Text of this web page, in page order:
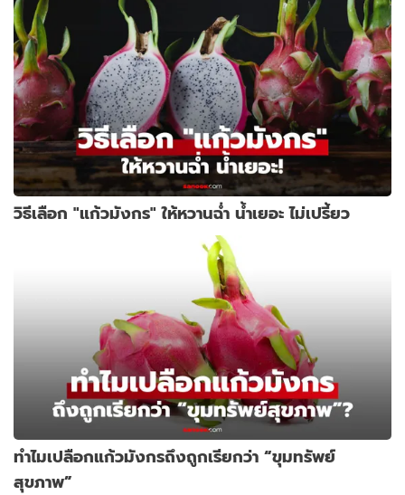
วิธีเลือก "แก้วมังกร" ให้หวานฉ่ำ น้ำเยอะ ไม่เปรี้ยว
ทำไมเปลือกแก้วมังกรถึงถูกเรียกว่า “ขุมทรัพย์
สุขภาพ”